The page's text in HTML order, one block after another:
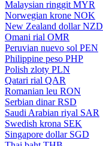
Malaysian ringgit MYR
Norwegian krone NOK
New Zealand dollar NZD
Omani rial OMR
Peruvian nuevo sol PEN
Philippine peso PHP
Polish zloty PLN
Qatari rial QAR
Romanian leu RON
Serbian dinar RSD
Saudi Arabian riyal SAR
Swedish krona SEK
Singapore dollar SGD